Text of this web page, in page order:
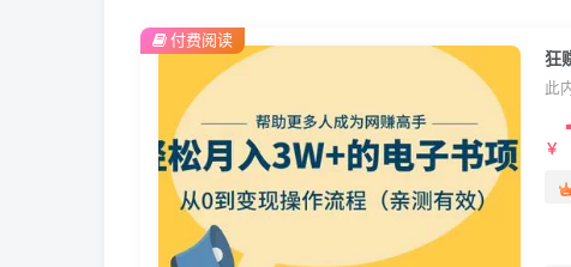
狂
此
￥
付费阅读